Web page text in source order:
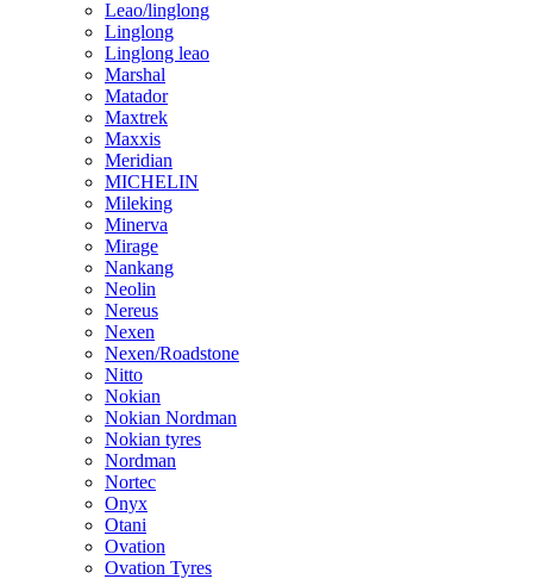
Leao/linglong
Linglong
Linglong leao
Marshal
Matador
Maxtrek
Maxxis
Meridian
MICHELIN
Mileking
Minerva
Mirage
Nankang
Neolin
Nereus
Nexen
Nexen/Roadstone
Nitto
Nokian
Nokian Nordman
Nokian tyres
Nordman
Nortec
Onyx
Otani
Ovation
Ovation Tyres